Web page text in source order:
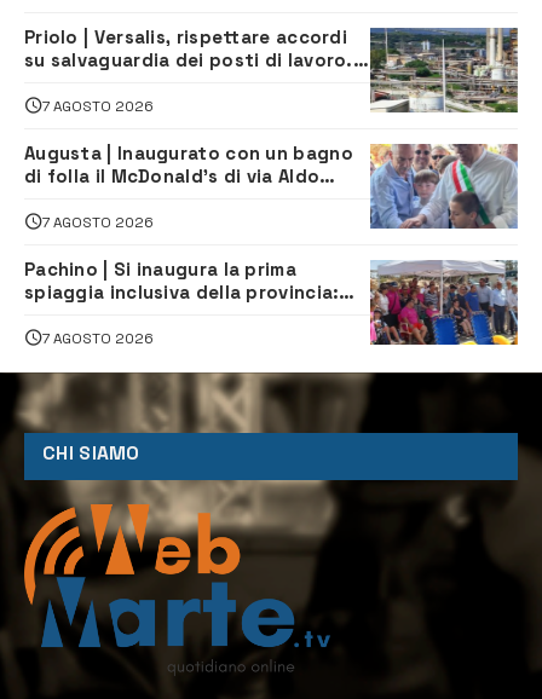
Priolo | Versalis, rispettare accordi
su salvaguardia dei posti di lavoro. Il
7 AGOSTO 2026
Augusta | Inaugurato con un bagno
di folla il McDonald’s di via Aldo
7 AGOSTO 2026
Pachino | Si inaugura la prima
spiaggia inclusiva della provincia:
tutti
7 AGOSTO 2026
CHI SIAMO